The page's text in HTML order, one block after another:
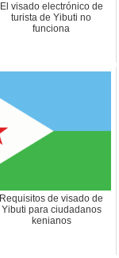
El visado electrónico de
turista de Yibuti no
funciona
Requisitos de visado de
Yibuti para ciudadanos
kenianos